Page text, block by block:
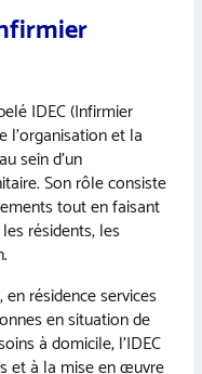
IDEC (Infirmier
l’organisation et la
sein d’un
Son rôle consiste
tout en faisant
résidents, les
résidence services
en situation de
à domicile, l’IDEC
et à la mise en œuvre